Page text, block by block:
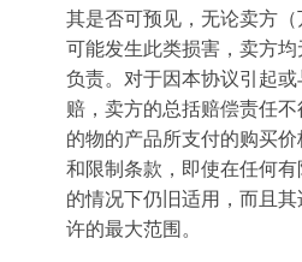
其是否可预见，无论卖方
可能发生此类损害，卖方
负责。对于因本协议引起
赔，卖方的总括赔偿责任
的物的产品所支付的购买
和限制条款，即使在任何
的情况下仍旧适用，而且
许的最大范围。